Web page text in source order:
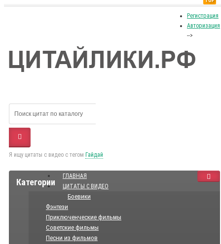
Регистрация
Авторизация
-->
Я ищу цитаты с видео с тегом Гайдай
Категории
ГЛАВНАЯ
ЦИТАТЫ С ВИДЕО
Боевики
Фэнтези
Приключенческие фильмы
Советские фильмы
Песни из фильмов